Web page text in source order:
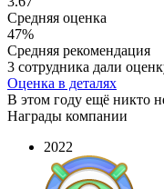
Средняя оценка
47%
Средняя рекомендация
3 сотрудника дали
Оценка в деталях
В этом году ещё никто
Награды компании
2022